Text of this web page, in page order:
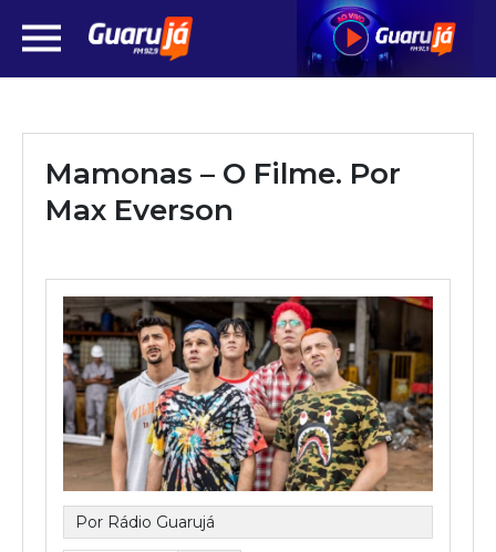
Mamonas – O Filme. Por
Max Everson
Por Rádio Guarujá